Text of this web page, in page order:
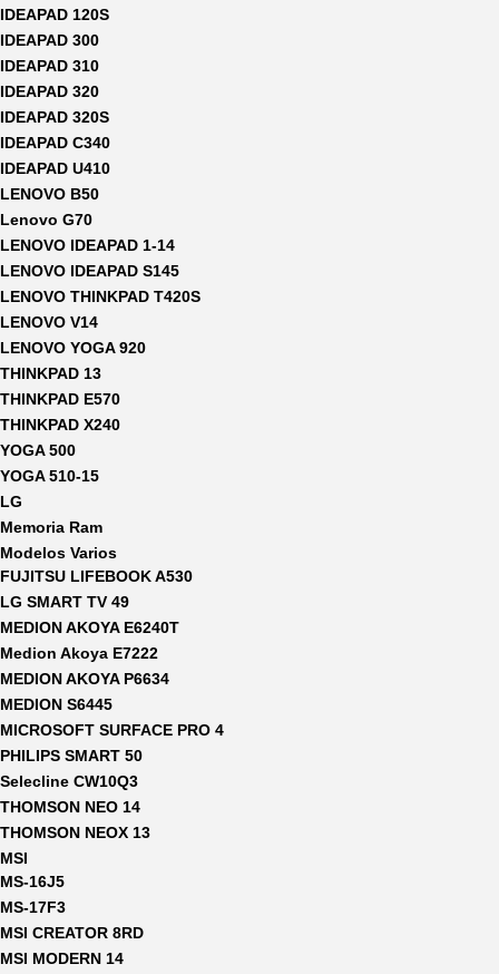
IDEAPAD 120S
IDEAPAD 300
IDEAPAD 310
IDEAPAD 320
IDEAPAD 320S
IDEAPAD C340
IDEAPAD U410
LENOVO B50
Lenovo G70
LENOVO IDEAPAD 1-14
LENOVO IDEAPAD S145
LENOVO THINKPAD T420S
LENOVO V14
LENOVO YOGA 920
THINKPAD 13
THINKPAD E570
THINKPAD X240
YOGA 500
YOGA 510-15
LG
Memoria Ram
Modelos Varios
FUJITSU LIFEBOOK A530
LG SMART TV 49
MEDION AKOYA E6240T
Medion Akoya E7222
MEDION AKOYA P6634
MEDION S6445
MICROSOFT SURFACE PRO 4
PHILIPS SMART 50
Selecline CW10Q3
THOMSON NEO 14
THOMSON NEOX 13
MSI
MS-16J5
MS-17F3
MSI CREATOR 8RD
MSI MODERN 14